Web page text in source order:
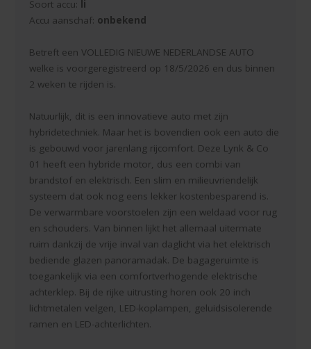
Soort accu: li
Accu aanschaf: onbekend
Betreft een VOLLEDIG NIEUWE NEDERLANDSE AUTO
welke is voorgeregistreerd op 18/5/2026 en dus binnen
2 weken te rijden is.
Natuurlijk, dit is een innovatieve auto met zijn
hybridetechniek. Maar het is bovendien ook een auto die
is gebouwd voor jarenlang rijcomfort. Deze Lynk & Co
01 heeft een hybride motor, dus een combi van
brandstof en elektrisch. Een slim en milieuvriendelijk
systeem dat ook nog eens lekker kostenbesparend is.
De verwarmbare voorstoelen zijn een weldaad voor rug
en schouders. Van binnen lijkt het allemaal uitermate
ruim dankzij de vrije inval van daglicht via het elektrisch
bediende glazen panoramadak. De bagageruimte is
toegankelijk via een comfortverhogende elektrische
achterklep. Bij de rijke uitrusting horen ook 20 inch
lichtmetalen velgen, LED-koplampen, geluidsisolerende
ramen en LED-achterlichten.